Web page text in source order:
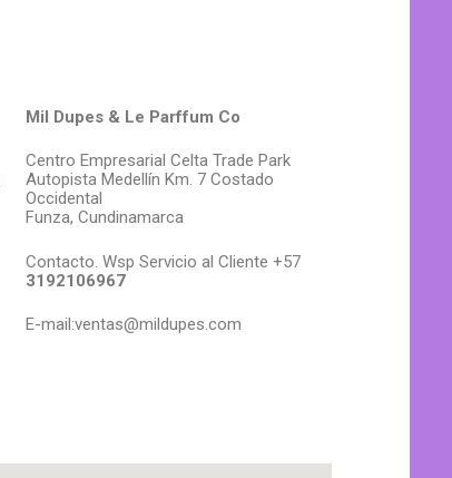
Mil Dupes & Le Parffum Co
Centro Empresarial Celta Trade Park
Autopista Medellín Km. 7 Costado
Occidental
Funza, Cundinamarca
Contacto. Wsp Servicio al Cliente +57
3192106967
E-mail:ventas@mildupes.com